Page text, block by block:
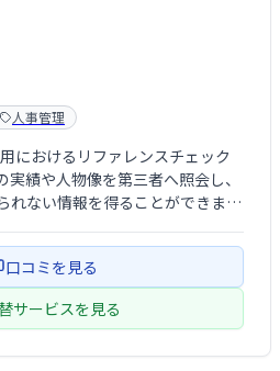
人事管理
におけるリファレンスチェック
績や人物像を第三者へ照会し、
れない情報を得ることができま
です。
口コミを見る
サービスを見る